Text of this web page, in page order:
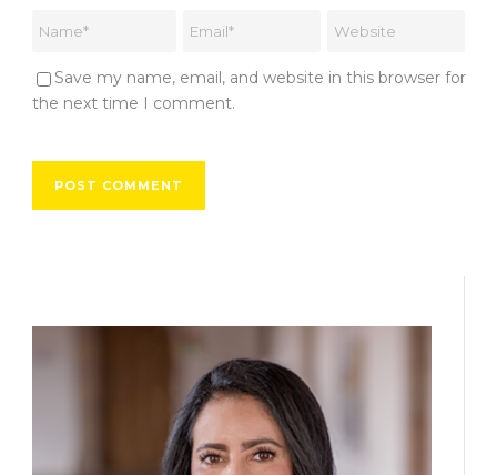
Save my name, email, and website in this browser for
the next time I comment.